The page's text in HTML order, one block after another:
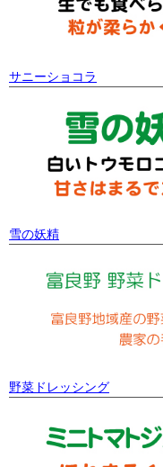
サニーショコラ
雪の妖精
野菜ドレッシング